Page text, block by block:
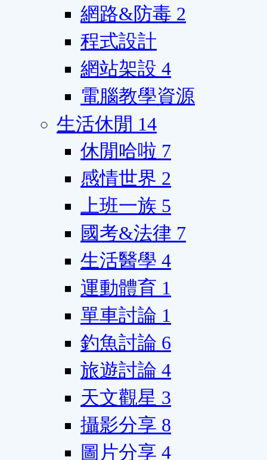
網路&防毒 2
程式設計
網站架設 4
電腦教學資源
生活休閒 14
休閒哈啦 7
感情世界 2
上班一族 5
國考&法律 7
生活醫學 4
運動體育 1
單車討論 1
釣魚討論 6
旅遊討論 4
天文觀星 3
攝影分享 8
圖片分享 4